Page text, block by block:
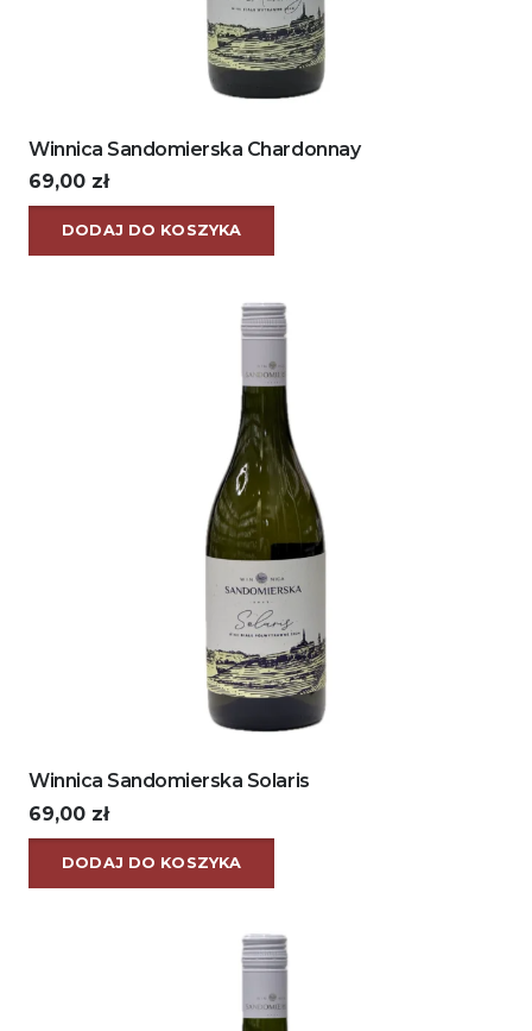
Winnica Sandomierska Chardonnay
69,00 zł
DODAJ DO KOSZYKA
Winnica Sandomierska Solaris
69,00 zł
DODAJ DO KOSZYKA